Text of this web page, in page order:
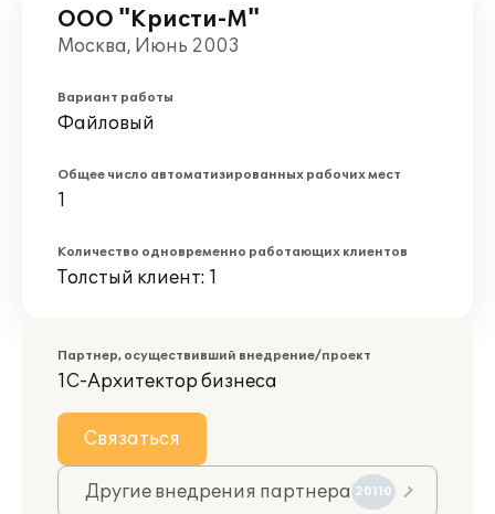
ООО "Кристи-М"
Москва, Июнь 2003
Вариант работы
Файловый
Общее число автоматизированных рабочих мест
1
Количество одновременно работающих клиентов
Толстый клиент: 1
Партнер, осуществивший внедрение/проект
1С-Архитектор бизнеса
Связаться
Другие внедрения партнера 20110